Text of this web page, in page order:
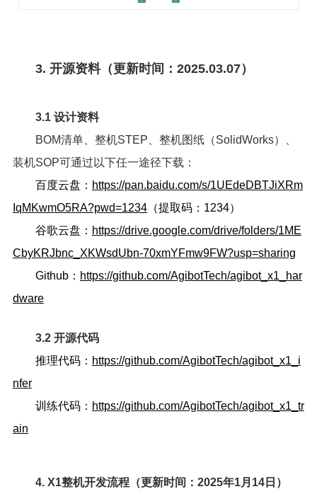
3. 开源资料（更新时间：2025.03.07）
3.1 设计资料
BOM清单、整机STEP、整机图纸（SolidWorks）、
装机SOP可通过以下任一途径下载：
百度云盘： https://pan.baidu.com/s/1UEdeDBTJiXRm
IqMKwmO5RA?pwd=1234（提取码：1234）
谷歌云盘： https://drive.google.com/drive/folders/1ME
CbyKRJbnc_XKWsdUbn-70xmYFmw9FW?usp=sharing
Github： https://github.com/AgibotTech/agibot_x1_har
dware
3.2 开源代码
推理代码： https://github.com/AgibotTech/agibot_x1_i
nfer
训练代码： https://github.com/AgibotTech/agibot_x1_tr
ain
4. X1整机开发流程（更新时间：2025年1月14日）